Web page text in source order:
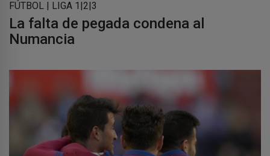
FÚTBOL | LIGA 1|2|3
La falta de pegada condena al
Numancia